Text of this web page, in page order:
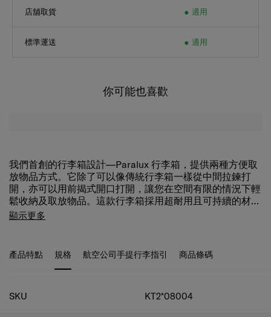
店舖取貨 適用
標準運送 適用
你可能也喜歡
我們首創的行李箱設計—Paralux 行李箱，提供兩種方便取
放物品方式。它除了可以像傳統行李箱一樣從中間拉鍊打
開，亦可以用前揭式開口打開，讓您在空間有限的情況下輕
鬆收納及取放物品。這款行李箱採用超耐用且可持續的材料
製成，採用雙開口設計，並配有 TSA 認證密碼鎖，可確保
顯示更多
產品特點 規格 航空公司手提行李指引 商品條碼
規格
SKU KT2*08004